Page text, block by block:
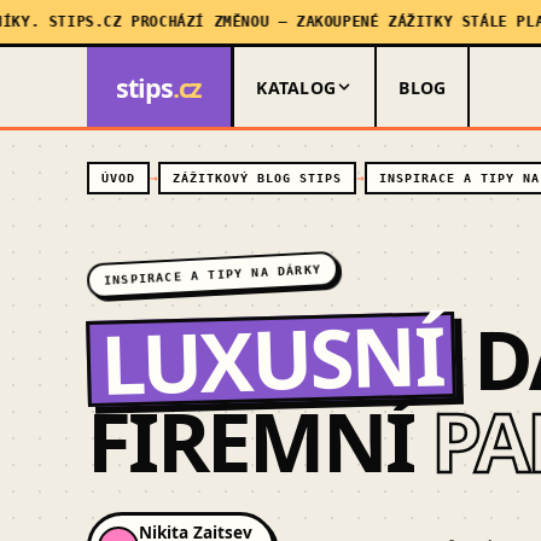
PROCHÁZÍ ZMĚNOU — ZAKOUPENÉ ZÁŽITKY STÁLE PLATÍ,
stips.cz KATALOG BLOG
ÚVOD ZÁŽITKOVÝ BLOG STIPS INSPIRACE A TIPY NA
INSPIRACE A TIPY NA DÁRKY
LUXUSNÍ
FIREMNÍ
Nikita Zaitsev